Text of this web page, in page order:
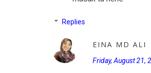
Replies
EINA MD ALI
Friday, August 21,